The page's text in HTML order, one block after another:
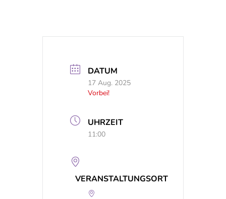
DATUM
17 Aug. 2025
Vorbei!
UHRZEIT
11:00
VERANSTALTUNGSORT